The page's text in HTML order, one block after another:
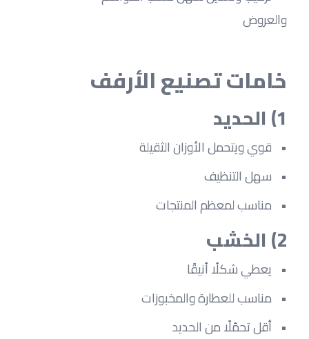
والعروض
خامات تصنيع الأرفف
1) الحديد
قوي ويتحمل الأوزان الثقيلة
سهل التنظيف
مناسب لمعظم المنتجات
2) الخشب
يعطي شكلًا أنيقًا
مناسب للعطارة والمخبوزات
أقل تحمّلًا من الحديد